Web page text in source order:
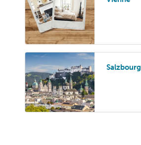
Salzbourg